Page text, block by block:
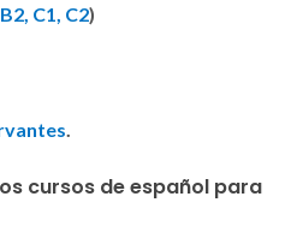
C1, C2)
.
cursos de español para